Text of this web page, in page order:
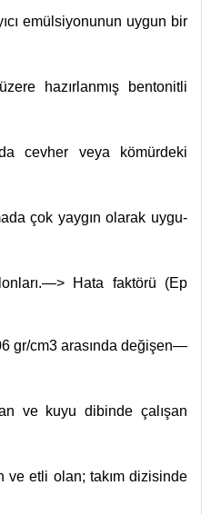
emülsiyonunun uygun bir
hazırlanmış bentonitli
cevher veya kömürdeki
çok yaygın olarak uygu-
Hata faktörü (Ep
gr/cm3 arasında değişen—
ve kuyu dibinde çalışan
ve etli olan; takım dizisinde